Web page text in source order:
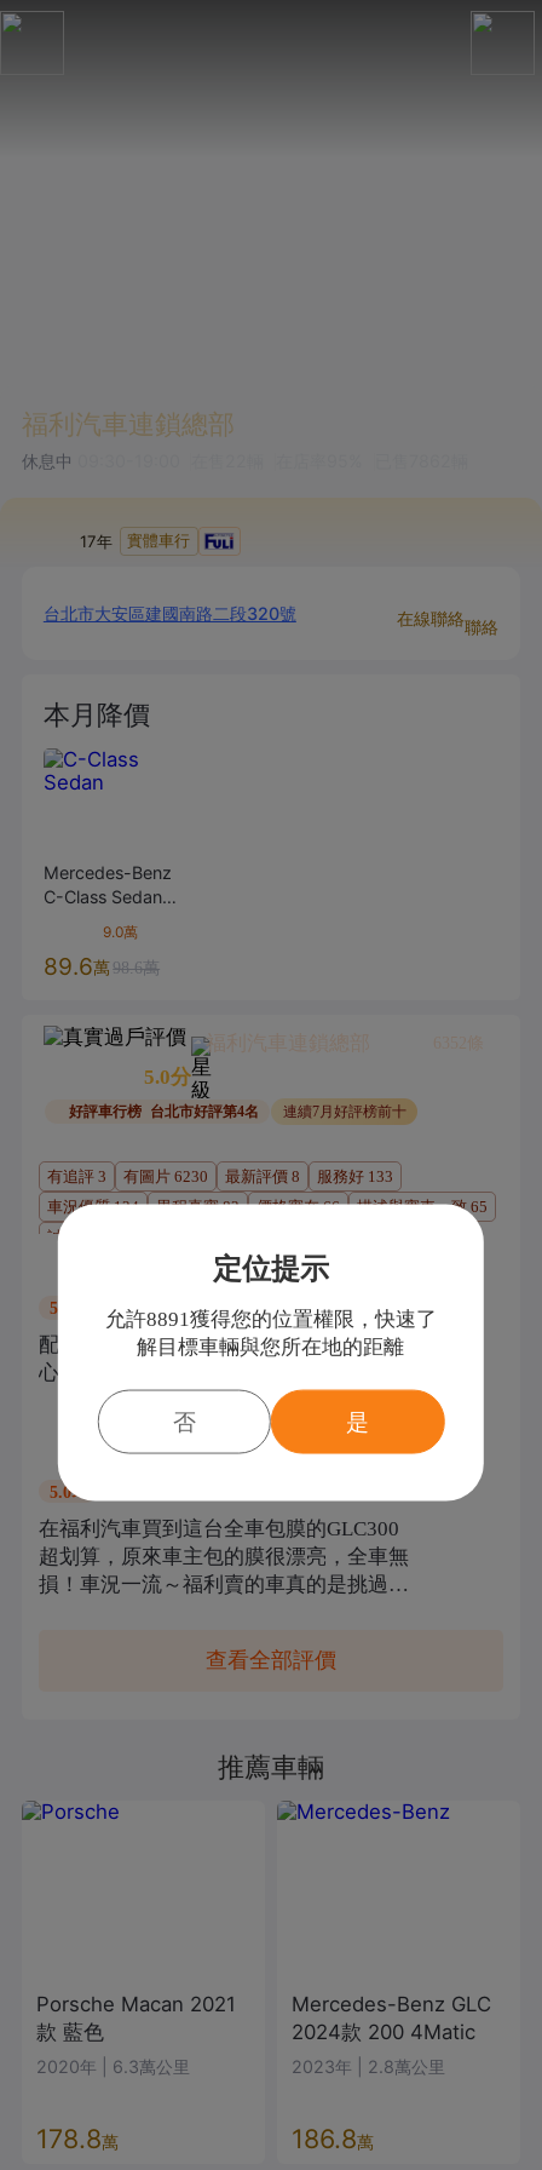
福利汽車連鎖總部
休息中
17年 實體車行
台北市大安區建國南路二段320號 在線聯絡聯絡
本月降價
Mercedes-Benz
C-Class Sedan
C200
9.0萬
89.6萬98.6萬
福利汽車連鎖總部 6352 條
5.0分
好評車行榜 台北市好評第4名 連續7月好評榜前十
有追評 3 有圖片 6230 最新評價 8 服務好 133
車況優質 124 里程真實 82 價格實在 66 描述與實車一致 65
誠信經營
過戶登記
5.0 購車： Volvo XC90
配合很多次了,福利汽車的車讓我們不用操
心,買車換車很便利~服務也很好!
小宇 過戶登記
5.0分
在福利汽車買到這台全車包膜的GLC300
超划算，原來車主包的膜很漂亮，全車無
損！車況一流～福利賣的車真的是挑過
查看全部評價
推薦車輛
Porsche Macan 2021
款 藍色
2020年 6.3萬公里
178.8萬
Mercedes-Benz GLC
2024款 200 4Matic
2023年 2.8萬公里
186.8萬
定位提示
允許8891獲得您的位置權限，快速了
解目標車輛與您所在地的距離
否 是